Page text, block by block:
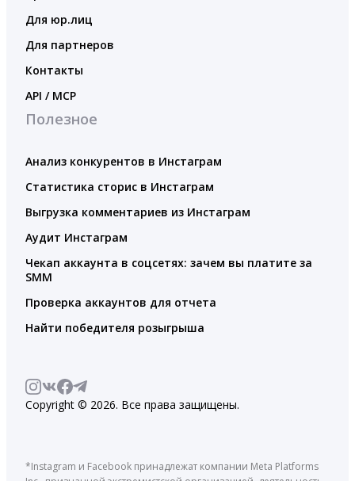
Для юр.лиц
Для партнеров
Контакты
API / MCP
Полезное
Анализ конкурентов в Инстаграм
Статистика сторис в Инстаграм
Выгрузка комментариев из Инстаграм
Аудит Инстаграм
Чекап аккаунта в соцсетях: зачем вы платите за
SMM
Проверка аккаунтов для отчета
Найти победителя розыгрыша
Copyright © 2026. Все права защищены.
*Instagram и Facebook принадлежат компании Meta Platforms